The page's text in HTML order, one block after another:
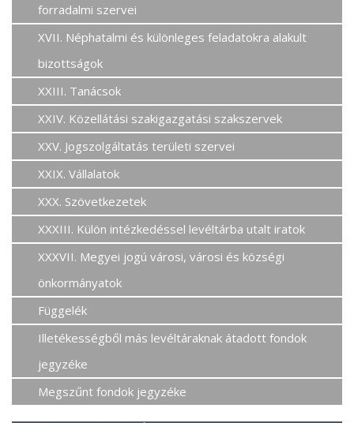
forradalmi szervei
XVII. Néphatalmi és különleges feladatokra alakult
bizottságok
XXIII. Tanácsok
XXIV. Közellátási szakigazgatási szakszervek
XXV. Jogszolgáltatás területi szervei
XXIX. Vállalatok
XXX. Szövetkezetek
XXXIII. Külön intézkedéssel levéltárba utalt iratok
XXXVII. Megyei jogú városi, városi és községi
önkormányatok
Függelék
Illetékességből más levéltáraknak átadott fondok
jegyzéke
Megszűnt fondok jegyzéke